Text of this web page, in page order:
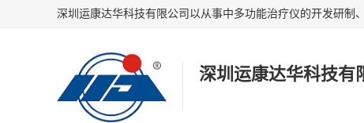
深圳运康达华科技有